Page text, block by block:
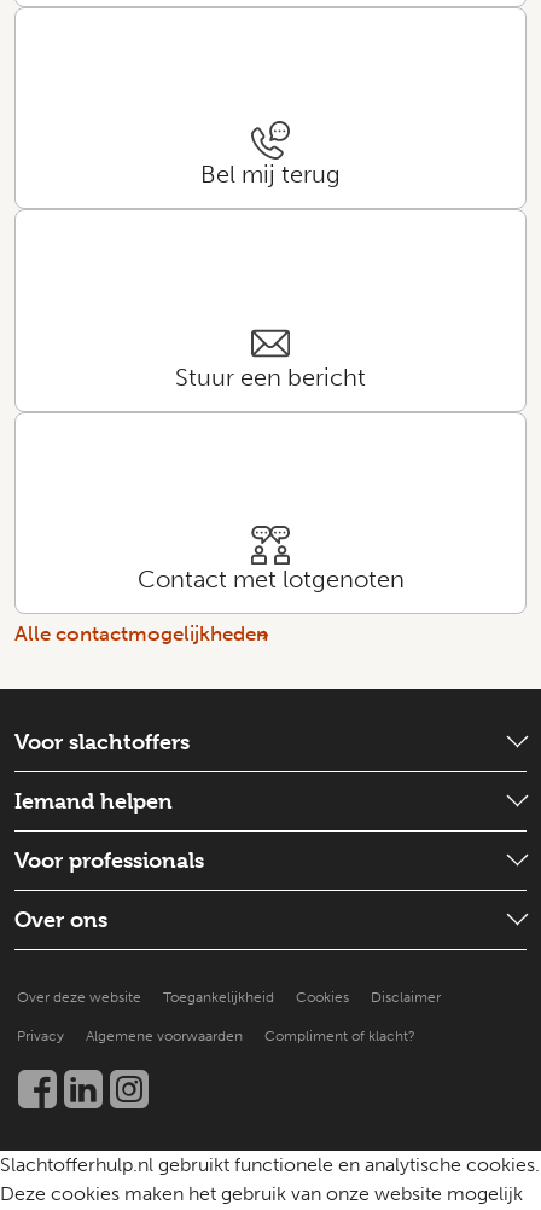
Bel mij terug
Stuur een bericht
Contact met lotgenoten
Alle contactmogelijkheden
Voor slachtoffers
Wat is er gebeurd?
Emotionele hulp
Schadevergoeding
Strafproces
Iemand helpen
Check wat je kunt doen
Iemand ondersteunen
Goed voor jezelf zorgen
Beter leren helpen
Voor professionals
Wat is de situatie
Een slachtoffer doorverwijzen
Praktische ondersteuning
Kennis en onderzoek
Een slachtoffer helpen
Over ons
Nieuws en publicaties
Werken bij
Community
Over deze website Toegankelijkheid Cookies Disclaimer
Privacy Algemene voorwaarden Compliment of klacht?
Slachtofferhulp.nl gebruikt functionele en analytische cookies.
Deze cookies maken het gebruik van onze website mogelijk